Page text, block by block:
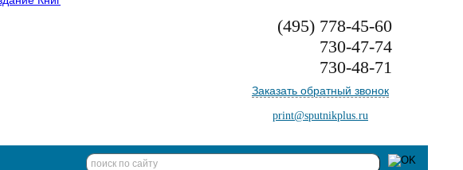
(495) 778-45-60
730-47-74
730-48-71
Заказать обратный звонок
print@sputnikplus.ru